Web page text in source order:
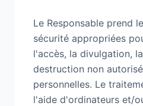
Le Responsable prend
sécurité appropriées
l'accès, la divulgation,
destruction non
personnelles. Le
l'aide d'ordinateurs et/